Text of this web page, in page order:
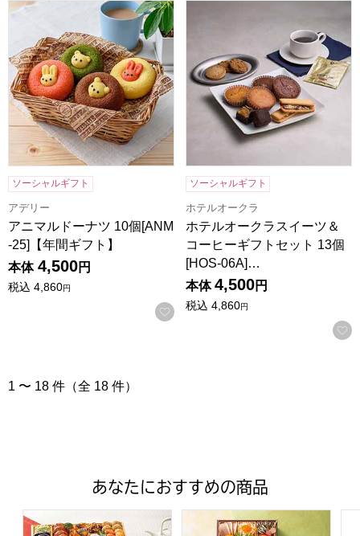
アニマルドーナツ 10個[ANM-25]【年間ギフト】
ソーシャルギフト
アデリー
アニマルドーナツ 10個[ANM
-25]【年間ギフト】
本体 4,500円
税込 4,860円
お気に入りに登録する
ソーシャルギフト
ホテルオークラ
ホテルオークラスイーツ＆
コーヒーギフトセット 13個
[HOS-06A]…
本体 4,500円
税込 4,860円
1 〜 18 件（全 18 件）
あなたにおすすめの商品
トップバリュ 和洋中特大二段重「饗宴」(きょうえん)【4
トップバリュ 和風三段重「